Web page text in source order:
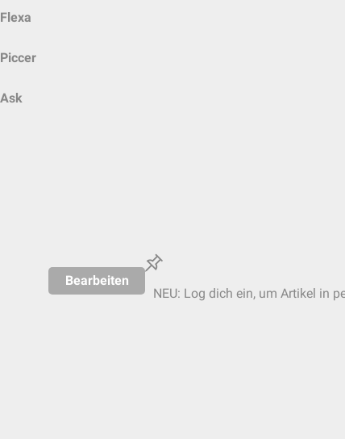
Flexa
Piccer
Ask
Bearbeiten
NEU: Log dich ein, um Artikel in